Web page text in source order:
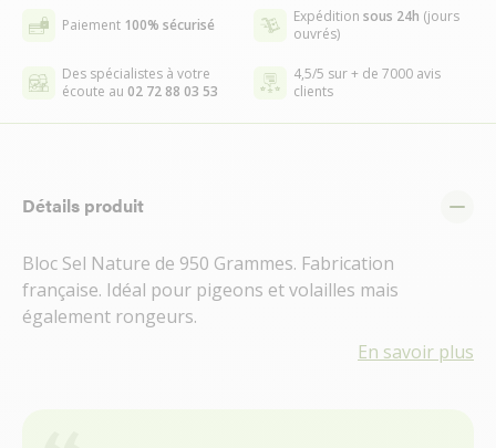
Paiement 100% sécurisé Expédition sous 24h (jours
ouvrés)
Des spécialistes à votre
écoute au 02 72 88 03 53
4,5/5 sur + de 7000 avis
clients
Détails produit
Bloc Sel Nature de 950 Grammes. Fabrication
française. Idéal pour pigeons et volailles mais
également rongeurs.
En savoir plus